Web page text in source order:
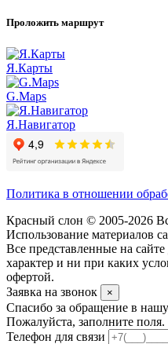
Проложить маршрут
Я.Карты
G.Maps
Я.Навигатор
Политика в отношении
Красный слон © 2005-2026
Использование материалов
Все представленные на
характер и ни при каких
офертой.
Заявка на звонок
×
Спасибо за обращение в
Пожалуйста, заполните поля.
Телефон для связи